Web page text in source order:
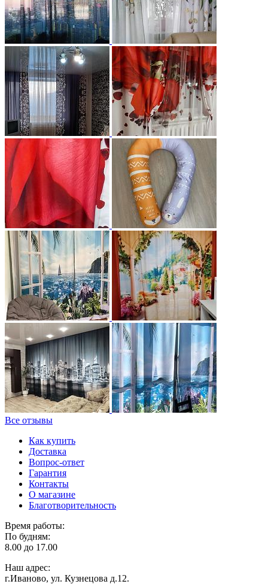
Все отзывы
Как купить
Доставка
Вопрос-ответ
Гарантия
Контакты
О магазине
Благотворительность
Время работы:
По будням:
8.00 до 17.00
Наш адрес:
г.Иваново, ул. Кузнецова д.12.